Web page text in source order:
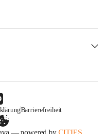
Barrierefreiheit
— powered by CITIES.